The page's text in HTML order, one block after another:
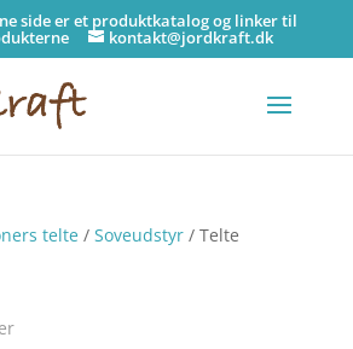
side er et produktkatalog og linker til
kontakt@jordkraft.dk
telte/ Soveudstyr/ Telte